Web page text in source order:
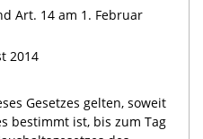
Art. 14 am 1. Februar
2014
Gesetzes gelten, soweit
bestimmt ist, bis zum Tag